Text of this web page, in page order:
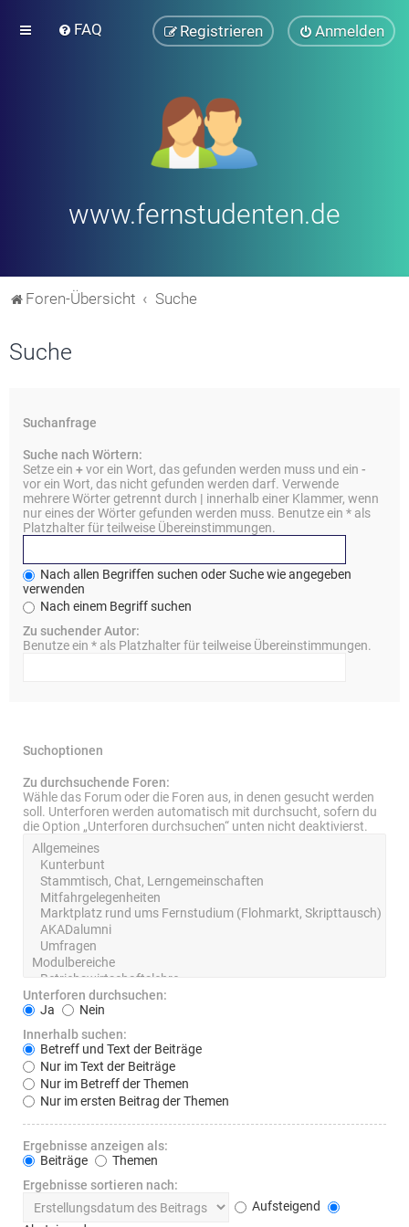
FAQ Anmelden
Registrieren
www.fernstudenten.de
Foren-Übersicht Suche
Suche
Suchanfrage
Suche nach Wörtern:
Setze ein +vor ein Wort, das gefunden werden muss und ein -
vor ein Wort, das nicht gefunden werden darf. Verwende
mehrere Wörter getrennt durch | innerhalb einer Klammer, wenn
nur eines der Wörter gefunden werden muss. Benutze ein * als
Platzhalter für teilweise Übereinstimmungen.
Nach allen Begriffen suchen oder Suche wie angegeben
verwenden
Nach einem Begriff suchen
Zu suchender Autor:
Benutze ein * als Platzhalter für teilweise Übereinstimmungen.
Suchoptionen
Zu durchsuchende Foren:
Wähle das Forum oder die Foren aus, in denen gesucht werden
soll. Unterforen werden automatisch mit durchsucht, sofern du
die Option „Unterforen durchsuchen“ unten nicht deaktivierst.
Unterforen durchsuchen:
Ja
Nein
Innerhalb suchen:
Betreff und Text der Beiträge
Nur im Text der Beiträge
Nur im Betreff der Themen
Nur im ersten Beitrag der Themen
Ergebnisse anzeigen als:
Beiträge
Themen
Ergebnisse sortieren nach:
Aufsteigend